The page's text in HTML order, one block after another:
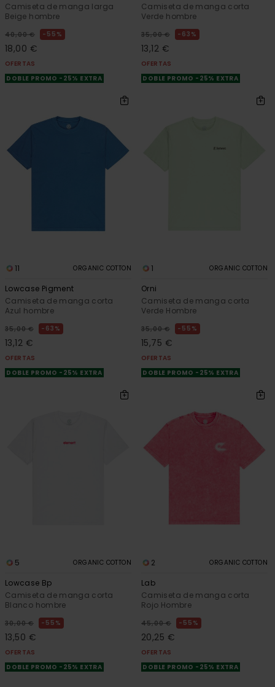
Camiseta de manga larga
Beige hombre
40,00 € 55%
18,00 €
OFERTAS
DOBLE PROMO -25% EXTRA
Camiseta de manga corta
Verde hombre
35,00 € 63%
13,12 €
OFERTAS
DOBLE PROMO -25% EXTRA
11 ORGANIC COTTON
Lowcase Pigment
Camiseta de manga corta
Azul hombre
35,00 € 63%
13,12 €
OFERTAS
DOBLE PROMO -25% EXTRA
1 ORGANIC COTTON
Orni
Camiseta de manga corta
Verde Hombre
35,00 € 55%
15,75 €
OFERTAS
DOBLE PROMO -25% EXTRA
5 ORGANIC COTTON
Lowcase Bp
Camiseta de manga corta
Blanco hombre
30,00 € 55%
13,50 €
OFERTAS
DOBLE PROMO -25% EXTRA
2 ORGANIC COTTON
Lab
Camiseta de manga corta
Rojo Hombre
45,00 € 55%
20,25 €
OFERTAS
DOBLE PROMO -25% EXTRA